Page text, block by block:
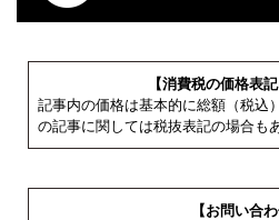
【消費税の価格表
記事内の価格は基本的に総額（税込
の記事に関しては税抜表記の場合も
【お問い合わ